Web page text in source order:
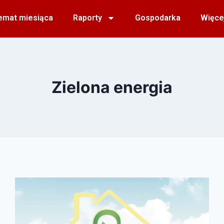
miesiąca Raporty Gospodarka
Zielona energia